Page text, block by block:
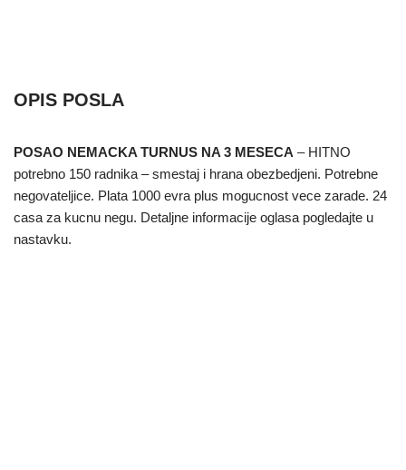
OPIS POSLA
POSAO NEMACKA TURNUS NA 3 MESECA – HITNO
potrebno 150 radnika – smestaj i hrana obezbedjeni. Potrebne
negovateljice. Plata 1000 evra plus mogucnost vece zarade. 24
casa za kucnu negu. Detaljne informacije oglasa pogledajte u
nastavku.